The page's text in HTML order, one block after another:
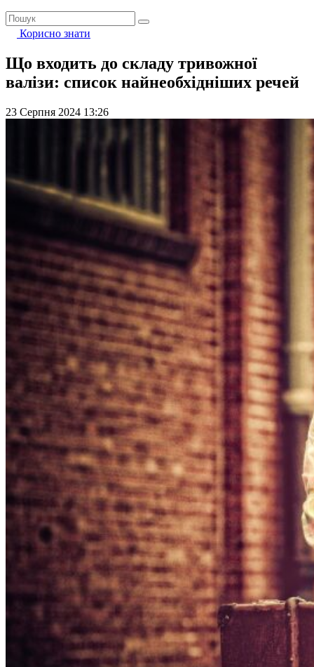
Корисно знати
Що входить до складу тривожної
валізи: список найнеобхідніших речей
23 Серпня 2024 13:26